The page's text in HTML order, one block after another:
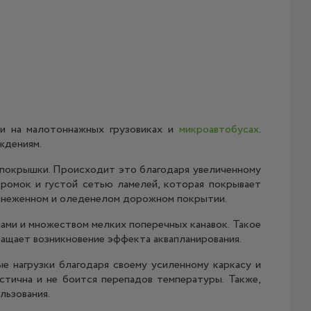
на малотоннажных грузовиках и микроавтобусах.
Происходит это благодаря увеличенному
и густой сетью ламелей, которая покрывает
и оледенелом дорожном покрытии.
и множеством мелких поперечных канавок. Такое
возникновение эффекта аквапланирования.
благодаря своему усиленному каркасу и
и не боится перепадов температуры. Также,